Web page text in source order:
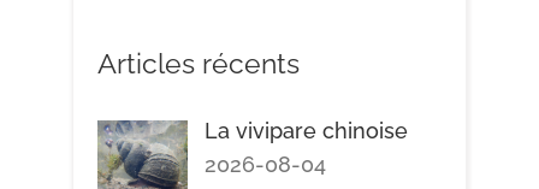
Articles récents
La vivipare chinoise
2026-08-04